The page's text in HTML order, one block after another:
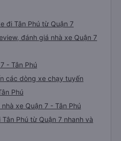
đi Tân Phú từ Quận 7
đánh giá nhà xe Quận 7
- Tân Phú
các dòng xe chạy tuyến
Phú
xe Quận 7 - Tân Phú
Phú từ Quận 7 nhanh và